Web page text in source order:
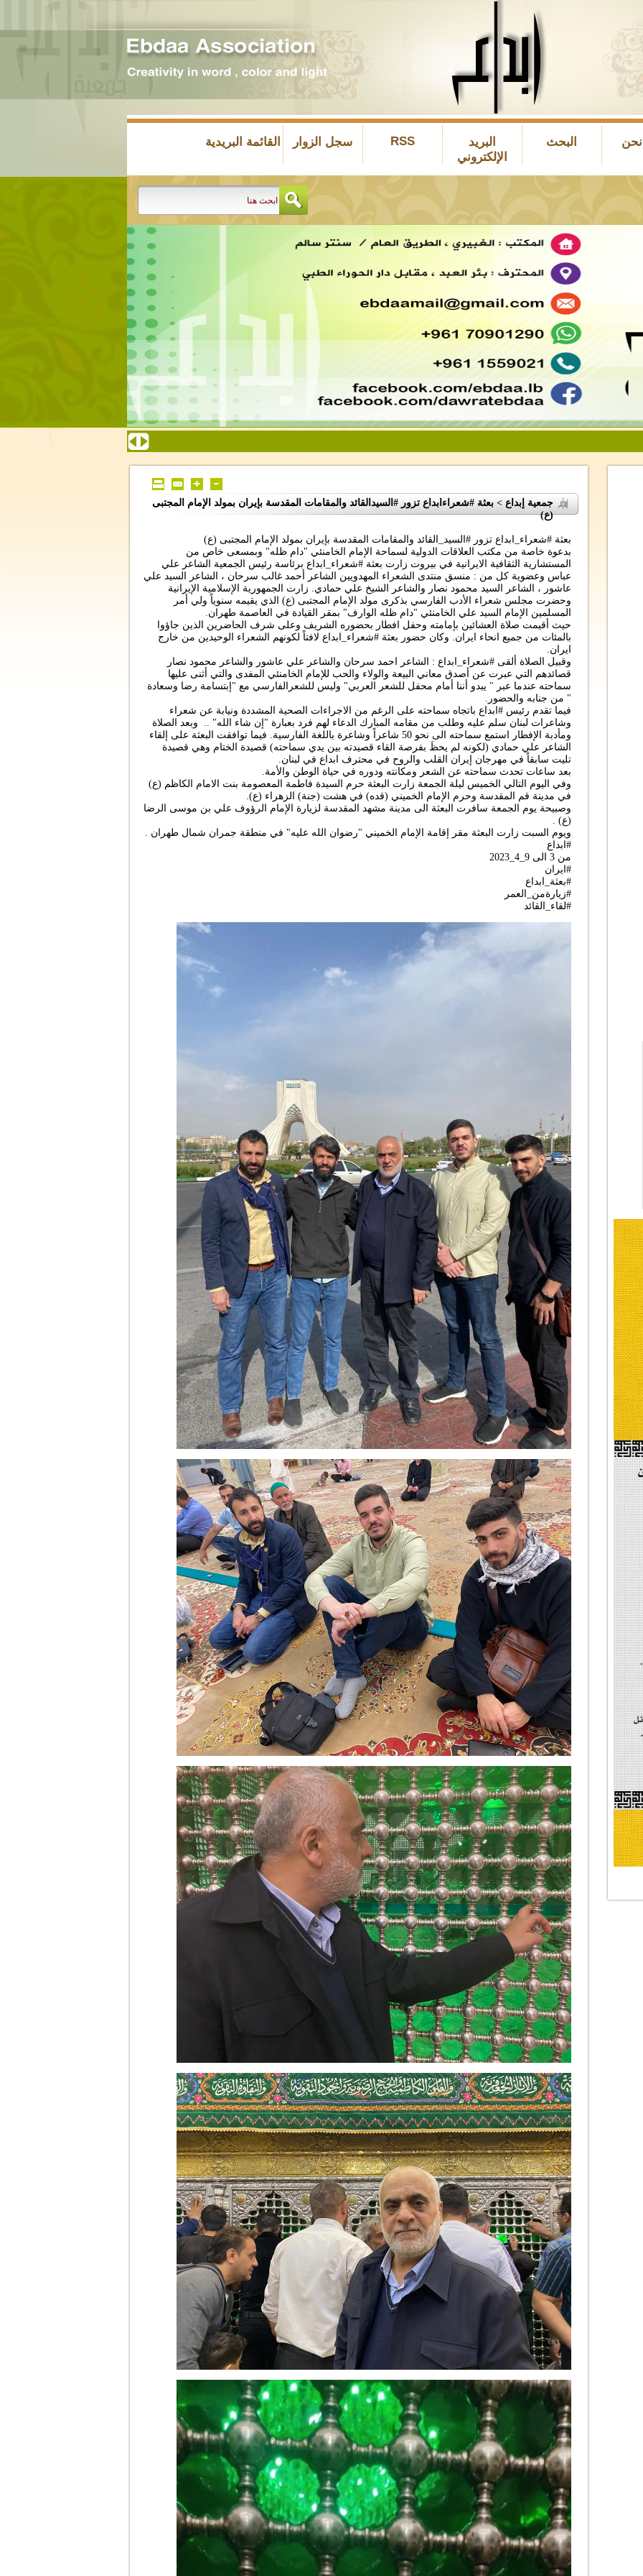
البحث
البريد
الإلكتروني
RSS سجل الزوار القائمة البريدية
جمعية إبداع > بعثة #شعراءابداع تزور #السيدالقائد والمقامات المقدسة بإيران بمولد الإمام المجتبى
(ع)
بعثة #شعراء_ابداع تزور #السيد_القائد والمقامات المقدسة بإيران بمولد الإمام المجتبى (ع)
بدعوة خاصة من مكتب العلاقات الدولية لسماحة الإمام الخامنئي "دام ظله" وبمسعى خاص من
المستشارية الثقافية الايرانية في بيروت زارت بعثة #شعراء_ابداع برئاسة رئيس الجمعية الشاعر علي
عباس وعضوية كل من : منسق منتدى الشعراء المهدويين الشاعر أحمد غالب سرحان ، الشاعر السيد علي
عاشور ، الشاعر السيد محمود نصار والشاعر الشيخ علي حمادي. زارت الجمهورية الإسلامية الإيرانية
وحضرت مجلس شعراء الأدب الفارسي بذكرى مولد الإمام المجتبى (ع) الذي يقيمه سنوياً ولي أمر
المسلمين الإمام السيد علي الخامنئي "دام ظله الوارف" بمقر القيادة في العاصمة طهران.
حيث أقيمت صلاة العشائين بإمامته وحفل افطار بحضوره الشريف وعلى شرف الحاضرين الذين جاؤوا
بالمئات من جميع انحاء ايران. وكان حضور بعثة #شعراء_ابداع لافتاً لكونهم الشعراء الوحيدين من خارج
ايران.
وقبيل الصلاة ألقى #شعراء_ابداع : الشاعر احمد سرحان والشاعر علي عاشور والشاعر محمود نصار
قصائدهم التي عبرت عن أصدق معاني البيعة والولاء والحب للإمام الخامنئي المفدى والتي أثنى عليها
سماحته عندما عبر " يبدو أننا أمام محفل للشعر العربي" وليس للشعرالفارسي مع "إبتسامة رضا وسعادة
" من جنابه والحضور.
فيما تقدم رئيس #ابداع باتجاه سماحته على الرغم من الاجراءات الصحية المشددة ونيابة عن شعراء
وشاعرات لبنان سلم عليه وطلب من مقامه المبارك الدعاء لهم فرد بعبارة "إن شاء الله" .. وبعد الصلاة
ومأدبة الإفطار استمع سماحته الى نحو 50 شاعراً وشاعرة باللغة الفارسية. فيما توافقت البعثة على إلقاء
الشاعر علي حمادي (لكونه لم يحظَ بفرصة القاء قصيدته بين يدي سماحته) قصيدة الختام وهي قصيدة
تليت سابقاً في مهرجان إيران القلب والروح في محترف ابداع في لبنان.
بعد ساعات تحدث سماحته عن الشعر ومكانته ودوره في حياة الوطن والأمة.
وفي اليوم التالي الخميس ليلة الجمعة زارت البعثة حرم السيدة فاطمة المعصومة بنت الامام الكاظم (ع)
في مدينة قم المقدسة وحرم الإمام الخميني (قده) في هشت (جنة) الزهراء (ع).
وصبيحة يوم الجمعة سافرت البعثة الى مدينة مشهد المقدسة لزيارة الإمام الرؤوف علي بن موسى الرضا
(ع) .
ويوم السبت زارت البعثة مقر إقامة الإمام الخميني "رضوان الله عليه" في منطقة جمران شمال طهران .
#ابداع
من 3 الى 9_4_2023
#ايران
#بعثة_ابداع
#زيارةمن_العمر
#لقاء_القائد